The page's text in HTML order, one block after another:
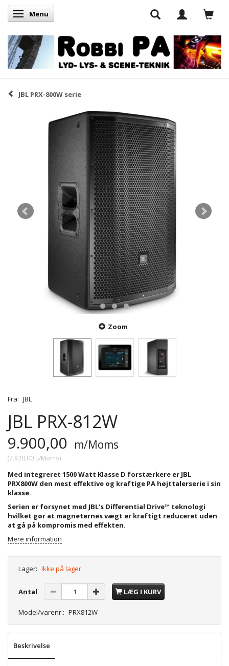
Skifte navigation
Menu
JBL PRX-800W serie
Zoom
Fra: JBL
JBL PRX-812W
9.900,00 m/Moms
(7.920,00 u/Moms)
Med integreret 1500 Watt Klasse D forstærkere er JBL
PRX800W den mest effektive og kraftige PA højttalerserie i sin
klasse.
Serien er forsynet med JBL’s Differential Drive™ teknologi
hvilket gør at magneternes vægt er kraftigt reduceret uden
at gå på kompromis med effekten.
Mere information
Lager: Ikke på lager
Antal LÆG I KURV
Model/varenr.: PRX812W
Beskrivelse